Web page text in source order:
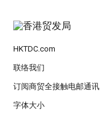
HKTDC.com
联络我们
订阅商贸全接触电邮通讯
字体大小